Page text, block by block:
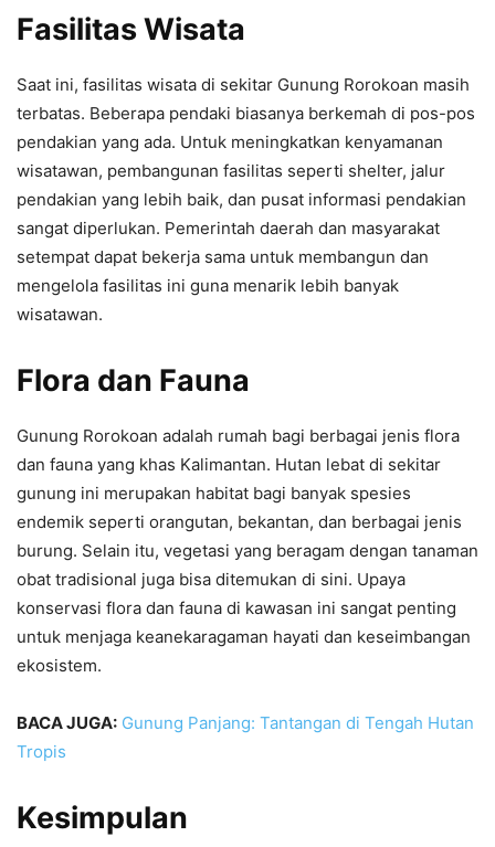
Fasilitas Wisata
Saat ini, fasilitas wisata di sekitar Gunung Rorokoan masih
terbatas. Beberapa pendaki biasanya berkemah di pos-pos
pendakian yang ada. Untuk meningkatkan kenyamanan
wisatawan, pembangunan fasilitas seperti shelter, jalur
pendakian yang lebih baik, dan pusat informasi pendakian
sangat diperlukan. Pemerintah daerah dan masyarakat
setempat dapat bekerja sama untuk membangun dan
mengelola fasilitas ini guna menarik lebih banyak
wisatawan.
Flora dan Fauna
Gunung Rorokoan adalah rumah bagi berbagai jenis flora
dan fauna yang khas Kalimantan. Hutan lebat di sekitar
gunung ini merupakan habitat bagi banyak spesies
endemik seperti orangutan, bekantan, dan berbagai jenis
burung. Selain itu, vegetasi yang beragam dengan tanaman
obat tradisional juga bisa ditemukan di sini. Upaya
konservasi flora dan fauna di kawasan ini sangat penting
untuk menjaga keanekaragaman hayati dan keseimbangan
ekosistem.
BACA JUGA: Gunung Panjang: Tantangan di Tengah Hutan
Tropis
Kesimpulan